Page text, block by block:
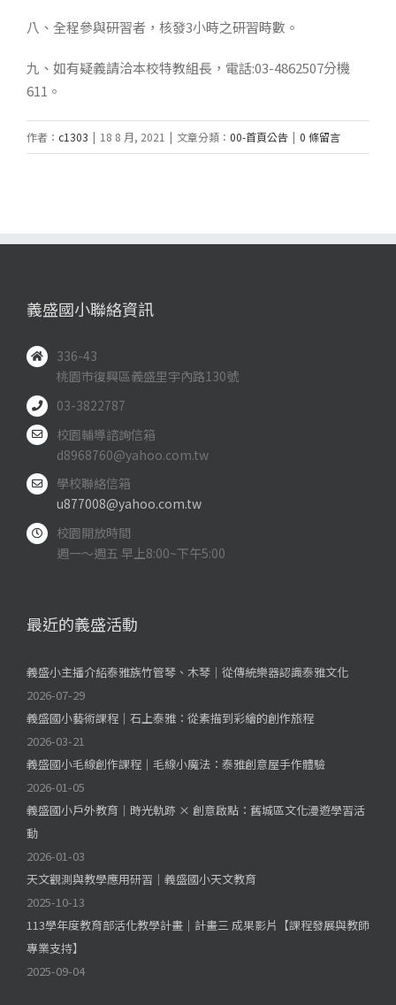
八、全程參與研習者，核發3小時之研習時數。
九、如有疑義請洽本校特教組長，電話:03-4862507分機
611。
作者： c1303 | 18 8 月, 2021 | 文章分類： 00-首頁公告 | 0 條留言
義盛國小聯絡資訊
336-43
桃園市復興區義盛里宇內路130號
03-3822787
校園輔導諮詢信箱
d8968760@yahoo.com.tw
學校聯絡信箱
u877008@yahoo.com.tw
校園開放時間
週一～週五 早上8:00~下午5:00
最近的義盛活動
義盛小主播介紹泰雅族竹管琴、木琴｜從傳統樂器認識泰雅文化
2026-07-29
義盛國小藝術課程｜石上泰雅：從素描到彩繪的創作旅程
2026-03-21
義盛國小毛線創作課程｜毛線小魔法：泰雅創意屋手作體驗
2026-01-05
義盛國小戶外教育｜時光軌跡 × 創意啟點：舊城區文化漫遊學習活
動
2026-01-03
天文觀測與教學應用研習｜義盛國小天文教育
2025-10-13
113學年度教育部活化教學計畫｜計畫三 成果影片【課程發展與教師
專業支持】
2025-09-04